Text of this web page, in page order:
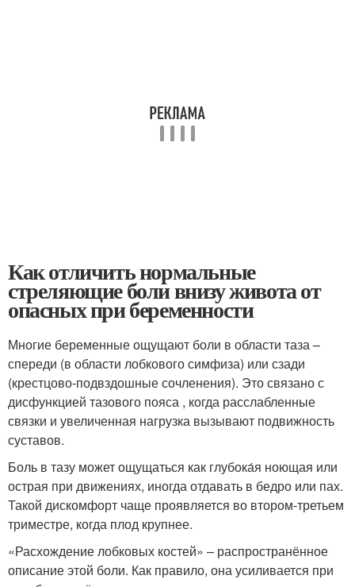
Как отличить нормальные
стреляющие боли внизу живота от
опасных при беременности
Многие беременные ощущают боли в области таза –
спереди (в области лобкового симфиза) или сзади
(крестцово-подвздошные сочленения). Это связано с
дисфункцией тазового пояса , когда расслабленные
связки и увеличенная нагрузка вызывают подвижность
суставов.
Боль в тазу может ощущаться как глубока́я ноющая или
острая при движениях, иногда отдавать в бедро или пах.
Такой дискомфорт чаще проявляется во втором-третьем
триместре, когда плод крупнее.
«Расхождение лобковых костей» – распространённое
описание этой боли. Как правило, она усиливается при